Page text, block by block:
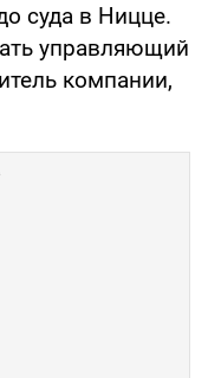
суда в Ницце.
управляющий
компании,